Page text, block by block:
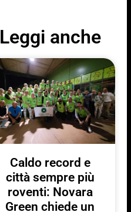
Leggi anche
Caldo record e
città sempre più
roventi: Novara
Green chiede un